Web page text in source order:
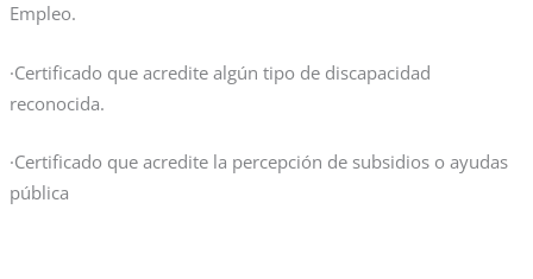
Empleo.
·Certificado que acredite algún tipo de discapacidad
reconocida.
·Certificado que acredite la percepción de subsidios o ayudas
pública